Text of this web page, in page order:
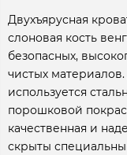
Двухъярусная
слоновая кость
безопасных,
чистых
используется
порошковой
качественная и
скрыты